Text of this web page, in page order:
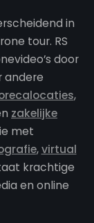
in
tour. RS
door
andere
,
zakelijke
met
,virtual
krachtige
en online